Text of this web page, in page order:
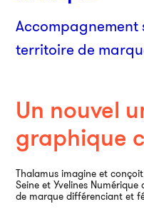
Accompagnement
territoire de
Un nouvel
graphique
Thalamus imagine et
Seine et Yvelines
de marque différenciant et